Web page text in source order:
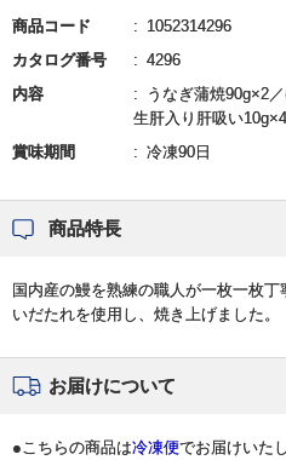
商品コード
1052314296
カタログ番号
4296
内容
うなぎ蒲焼90g×2
生肝入り肝吸い
賞味期間
冷凍90日
商品特長
国内産の鰻を熟練の職人が一枚一枚
いだたれを使用し、焼き上げました。
お届けについて
●こちらの商品は冷凍便でお届けいた